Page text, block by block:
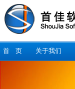
首 页 关于我们